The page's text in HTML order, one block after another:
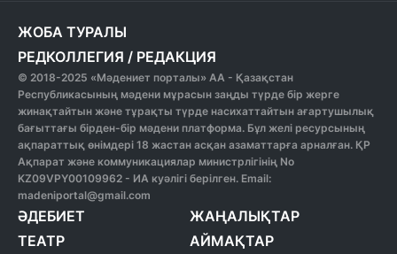
ЖОБА ТУРАЛЫ
РЕДКОЛЛЕГИЯ / РЕДАКЦИЯ
© 2018-2025 «Мәдениет порталы» АА - Қазақстан
Республикасының мәдени мұрасын заңды түрде бір жерге
жинақтайтын және тұрақты түрде насихаттайтын ағартушылық
бағыттағы бірден-бір мәдени платформа. Бұл желі ресурсының
ақпараттық өнімдері 18 жастан асқан азаматтарға арналған. ҚР
Ақпарат және коммуникациялар министрлігінің No
KZ09VPY00109962 - ИА куәлігі берілген. Email:
madeniportal@gmail.com
ӘДЕБИЕТ
ТЕАТР
ЖАҢАЛЫҚТАР
АЙМАҚТАР